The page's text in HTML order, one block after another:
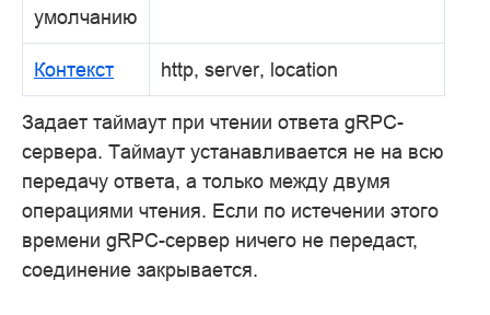
умолчанию
Контекст http, server, location
Задает таймаут при чтении ответа gRPC-
сервера. Таймаут устанавливается не на всю
передачу ответа, а только между двумя
операциями чтения. Если по истечении этого
времени gRPC-сервер ничего не передаст,
соединение закрывается.